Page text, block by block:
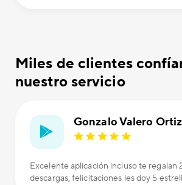
Miles de clientes
nuestro servicio
Gonzalo Valero Ortiz
Excelente aplicación incluso te regalan
descargas, felicitaciones les doy 5